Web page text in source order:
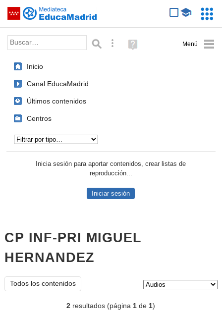
Saltar navegación
Palabra o frase: Búsqueda avanzada
Ayuda
(en
Inicio
Canal EducaMadrid
Últimos contenidos
Centros
Inicia sesión para aportar contenidos, crear listas de
reproducción...
Iniciar sesión
CP INF-PRI MIGUEL
HERNANDEZ
Todos los contenidos
2 resultados (página1 de1)